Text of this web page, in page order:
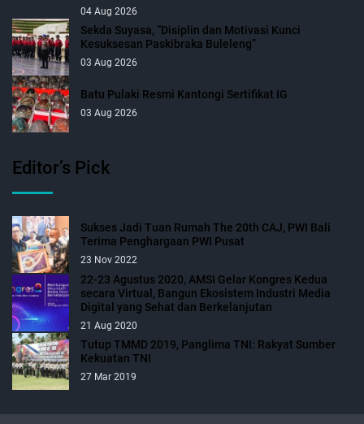
04 Aug 2026
Sekda Suyasa, “Disiplin dan Motivasi Kunci
Kesuksesan Paskibraka Buleleng”
03 Aug 2026
Batu Pulaki Resmi Kantongi Sertifikat IG
03 Aug 2026
Editor’s Pick
Sukses Jadi Tuan Rumah The 20th CAJ, PWI Bali
Terima Penghargaan PWI Pusat
23 Nov 2022
22-23 Agustus 2020, AMSI Gelar Kongres Kedua
secara Virtual, Bangun Ekosistem Industri Media
Digital yang Sehat dan Berkelanjutan
21 Aug 2020
Tutup TMMD 2019, Panglima TNI: Rakyat Sumber
Kekuatan TNI
27 Mar 2019